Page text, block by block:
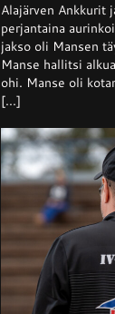
Alajärven Ankkurit
perjantaina
jakso oli Mansen
Manse hallitsi
ohi. Manse oli
[...]